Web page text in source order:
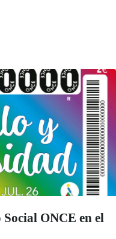
Social ONCE en el